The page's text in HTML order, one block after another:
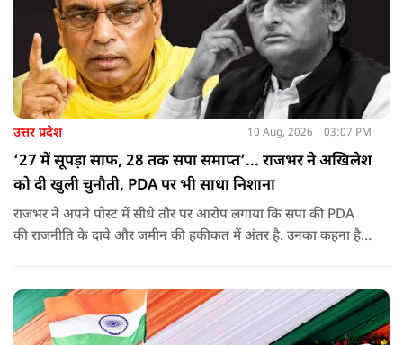
उत्तर प्रदेश 10 Aug, 2026 03:07 PM
‘27 में सूपड़ा साफ, 28 तक सपा समाप्त’... राजभर ने अखिलेश
को दी खुली चुनौती, PDA पर भी साधा निशाना
राजभर ने अपने पोस्ट में सीधे तौर पर आरोप लगाया कि सपा की PDA
की राजनीति के दावे और जमीन की हकीकत में अंतर है. उनका कहना है
चाहिए.